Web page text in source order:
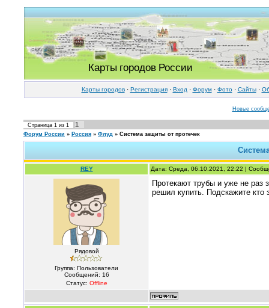
Карты городов России
Карты городов· Регистрация· Вход · Форум· Фото· Cайты·
Новые
Страница 1 из 1 1
Форум России » Россия » Флуд » Система защиты от протечек
REY Дата: Среда, 06.10.2021, 22:22 |
Рядовой
Группа: Пользователи
Сообщений: 16
Статус: Offline
Протекают трубы и уже не раз
решил купить. Подскажите кто